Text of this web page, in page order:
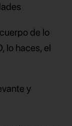
de lo
lo haces, el
y